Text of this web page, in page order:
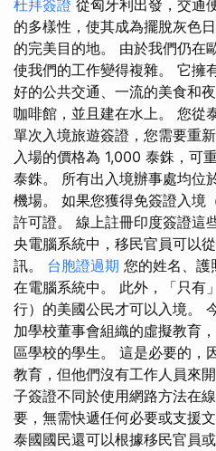
杜拜簽證 從匈牙利出發，交通
的多樣性，使其成為擺脫灰色
的完美目的地。 由於我們仍在
使我們的工作變得複雜。 它擁
好的公共交通、一流的美食和
咖啡館，並且建在水上。 您從
單次入境旅遊簽證，您需要重
入場的價格為 1,000 泰銖，可
泰銖。 所有出入境辦事處均位
機場。 如果您獲得免簽證入境
許可證。 線上註冊印度簽證這
央電腦系統中，移民官員可以
訊。 台胞證過期 您的姓名、護
在電腦系統中。 此外，「只有
行）的美國公民才可以入境。
加學校董事會組織的虛擬教育
區學校的學生。 這是必要的，
教育，但他們沒有工作人員來
子簽證不同於使用網路方法在
要，無需快遞任何必要或支援
泰國國民還可以根據移民官員